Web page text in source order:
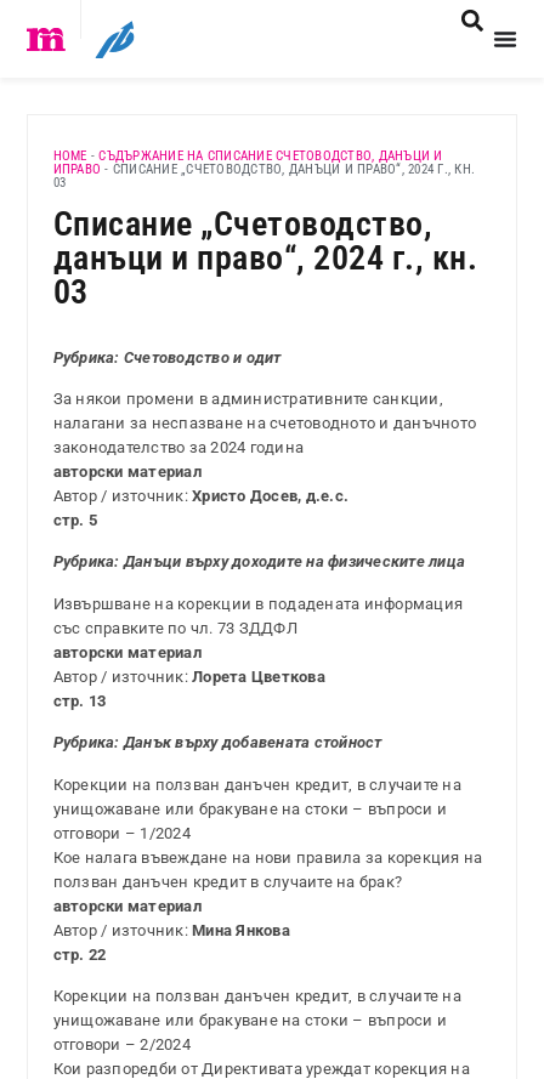
HOME -СЪДЪРЖАНИЕ НА СПИСАНИЕ СЧЕТОВОДСТВО, ДАНЪЦИ И
ИПРАВО - СПИСАНИЕ „СЧЕТОВОДСТВО, ДАНЪЦИ И ПРАВО“, 2024 Г., КН.
03
Списание „Счетоводство,
данъци и право“, 2024 г., кн.
03
Рубрика: Счетоводство и одит
За някои промени в административните санкции,
налагани за неспазване на счетоводното и данъчното
законодателство за 2024 година
авторски материал
Автор / източник:Христо Досев, д.е.с.
стр. 5
Рубрика: Данъци върху доходите на физическите лица
Извършване на корекции в подадената информация
със справките по чл. 73 ЗДДФЛ
авторски материал
Автор / източник:Лорета Цветкова
стр. 13
Рубрика: Данък върху добавената стойност
Корекции на ползван данъчен кредит, в случаите на
унищожаване или бракуване на стоки – въпроси и
отговори – 1/2024
Кое налага въвеждане на нови правила за корекция на
ползван данъчен кредит в случаите на брак?
авторски материал
Автор / източник:Мина Янкова
стр. 22
Корекции на ползван данъчен кредит, в случаите на
унищожаване или бракуване на стоки – въпроси и
отговори – 2/2024
Кои разпоредби от Директивата уреждат корекция на